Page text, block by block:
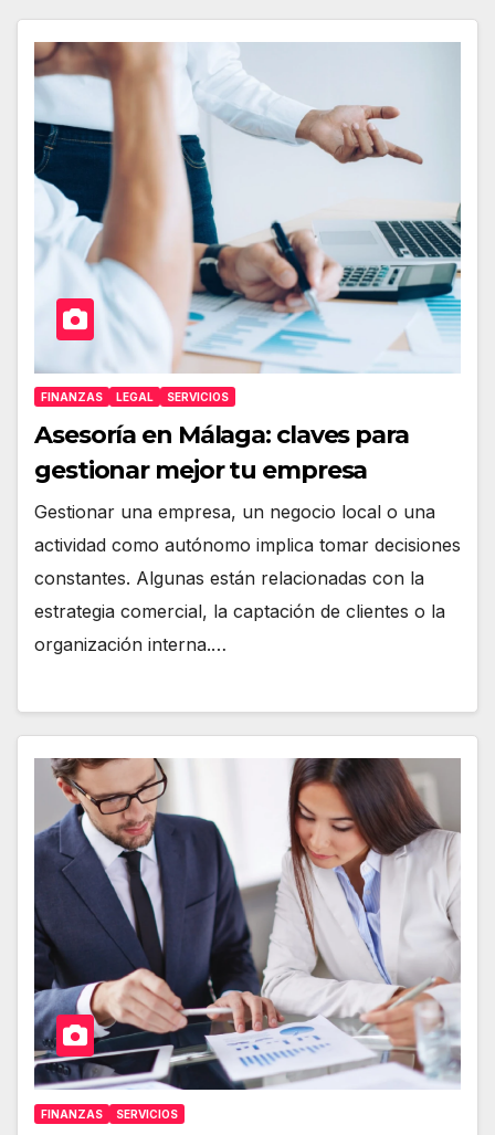
FINANZAS LEGAL SERVICIOS
Asesoría en Málaga: claves para
gestionar mejor tu empresa
Gestionar una empresa, un negocio local o una
actividad como autónomo implica tomar decisiones
constantes. Algunas están relacionadas con la
estrategia comercial, la captación de clientes o la
organización interna.…
FINANZAS SERVICIOS